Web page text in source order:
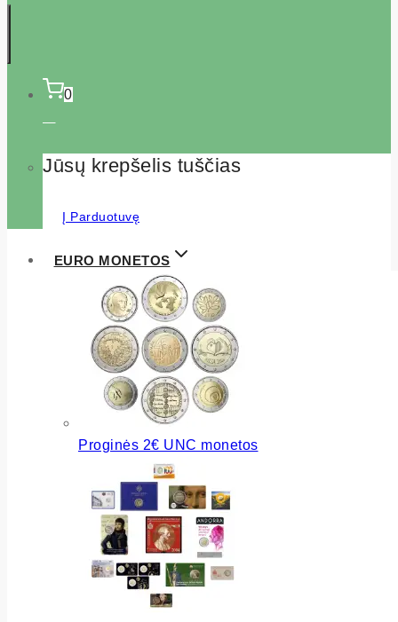
0
Jūsų krepšelis tuščias
Į Parduotuvę
EURO MONETOS
Proginės 2€ UNC monetos